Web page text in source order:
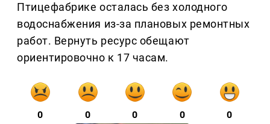
Птицефабрике осталась без холодного
водоснабжения из-за плановых ремонтных
работ. Вернуть ресурс обещают
ориентировочно к 17 часам.
0 0 0 0 0